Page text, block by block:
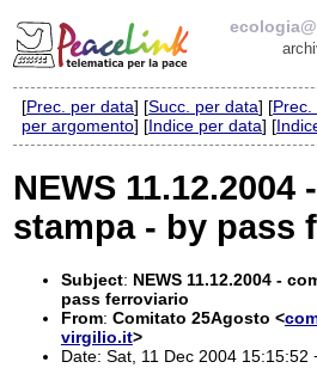
Elenco delle liste
Iscrizione / Cancellazione
Policy delle liste di PeaceLink
Informativa sulla privacy
[Prec. per data] [Succ. per data] [
per argomento] [Indice per data] [
NEWS
stampa - by pass
Subject: NEWS 11.12.2004 -
pass ferroviario
From: Comitato 25Agosto <
virgilio.it>
Date: Sat, 11 Dec 2004 15:15:52